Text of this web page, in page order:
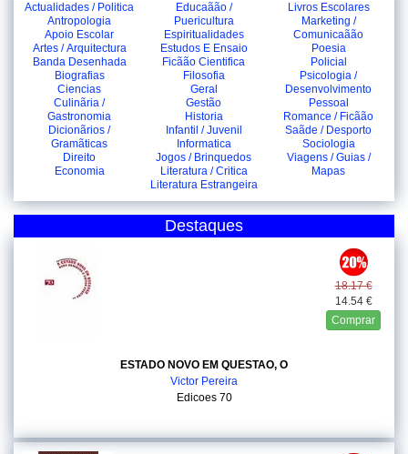
Actualidades / Politica
Antropologia
Apoio Escolar
Artes / Arquitectura
Banda Desenhada
Biografias
Ciencias
Culinãria /
Gastronomia
Dicionãrios /
Gramãticas
Direito
Economia
Educaãão /
Puericultura
Espiritualidades
Estudos E Ensaio
Ficãão Cientifica
Filosofia
Geral
Gestão
Historia
Infantil / Juvenil
Informatica
Jogos / Brinquedos
Literatura / Critica
Literatura Estrangeira
Livros Escolares
Marketing /
Comunicaãão
Poesia
Policial
Psicologia /
Desenvolvimento
Pessoal
Romance / Ficãão
Saãde / Desporto
Sociologia
Viagens / Guias /
Mapas
Destaques
18.17 €
14.54 €
Comprar
ESTADO NOVO EM QUESTAO, O
Victor Pereira
Edicoes 70